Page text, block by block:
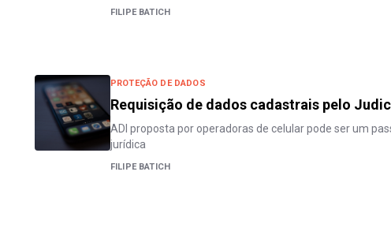
FILIPE BATICH
PROTEÇÃO DE DADOS
Requisição de dados cadastrais pelo
ADI proposta por operadoras de celular pode ser um
jurídica
FILIPE BATICH